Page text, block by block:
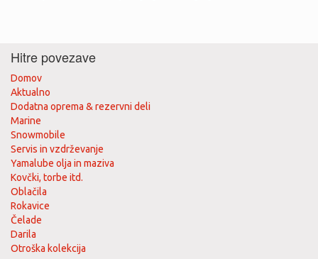
Hitre povezave
Domov
Aktualno
Dodatna oprema & rezervni deli
Marine
Snowmobile
Servis in vzdrževanje
Yamalube olja in maziva
Kovčki, torbe itd.
Oblačila
Rokavice
Čelade
Darila
Otroška kolekcija